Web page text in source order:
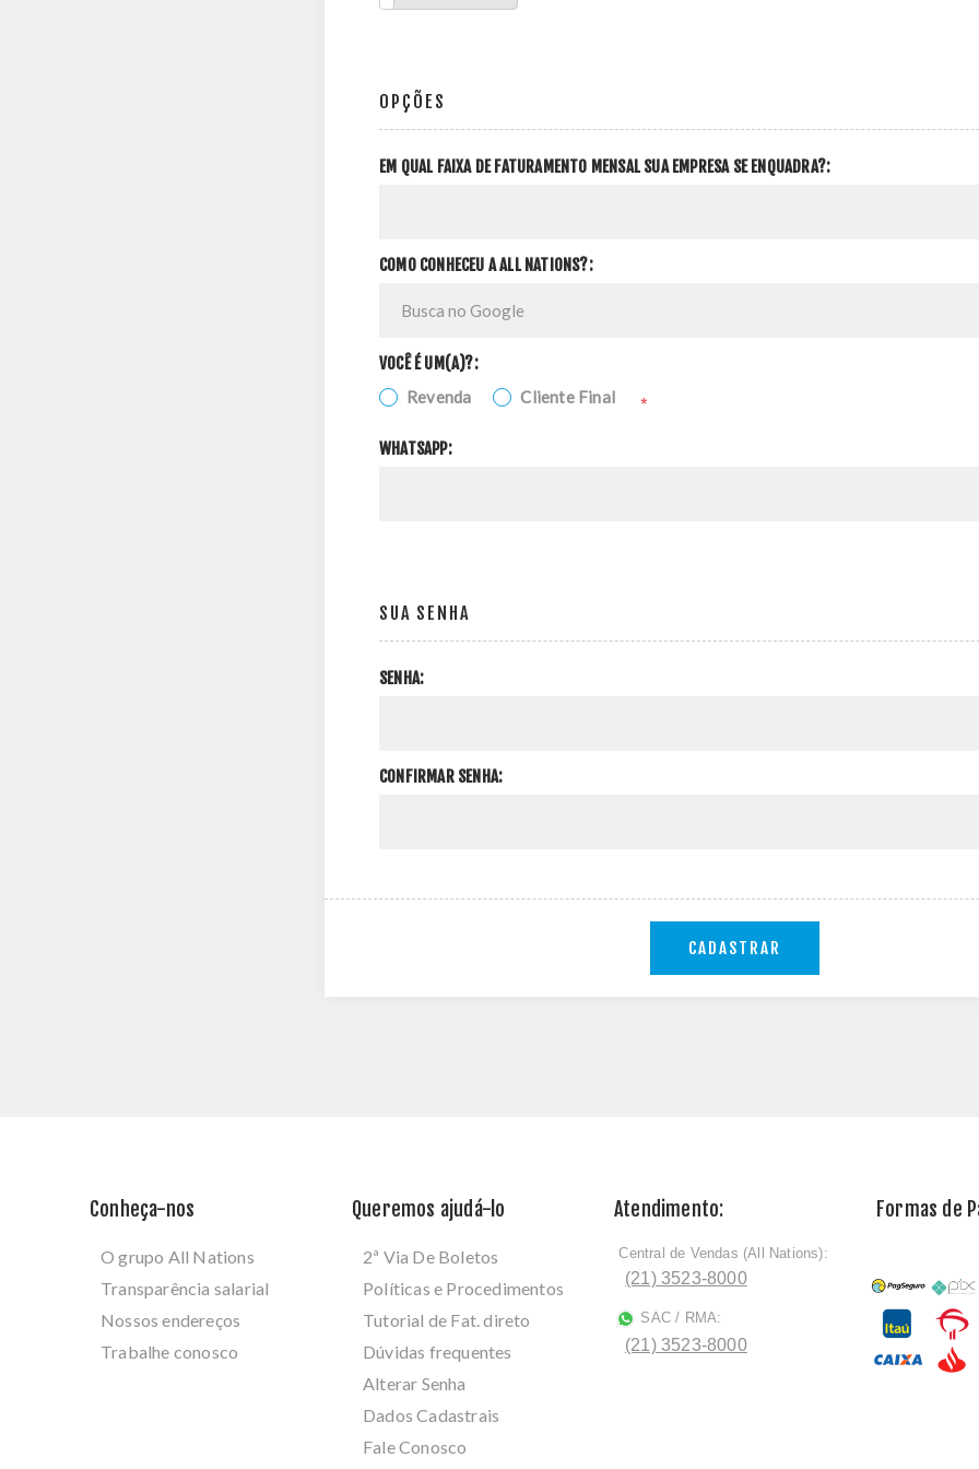
OPÇÕES
EM QUAL FAIXA DE FATURAMENTO MENSAL SUA EMPRESA SE ENQUADRA?:
COMO CONHECEU A ALL NATIONS?:
VOCÊ É UM(A)?:
Revenda Cliente Final *
WHATSAPP:
SUA SENHA
SENHA:
CONFIRMAR SENHA:
CADASTRAR
Conheça-nos
O grupo All Nations
Transparência salarial
Nossos endereços
Trabalhe conosco
Queremos ajudá-lo
2ª Via De Boletos
Políticas e Procedimentos
Tutorial de Fat. direto
Dúvidas frequentes
Alterar Senha
Dados Cadastrais
Fale Conosco
Atendimento:
ﾠCentral de Vendas (All Nations):
(21) 3523-8000
SAC / RMA:
(21) 3523-8000
Formas de